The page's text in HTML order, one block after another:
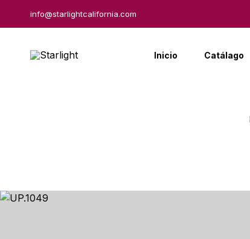
info@starlightcalifornia.com
Inicio Catálago